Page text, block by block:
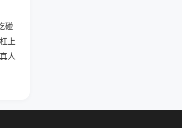
碰
上
人